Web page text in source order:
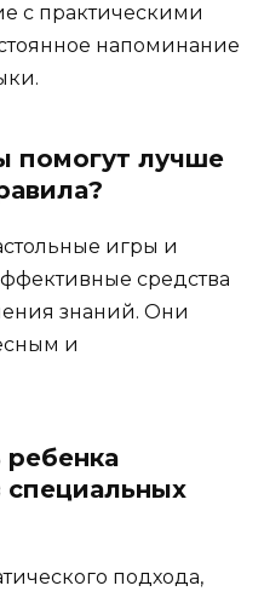
с практическими
напоминание
помогут лучше
игры и
средства
знаний. Они
и
подхода,